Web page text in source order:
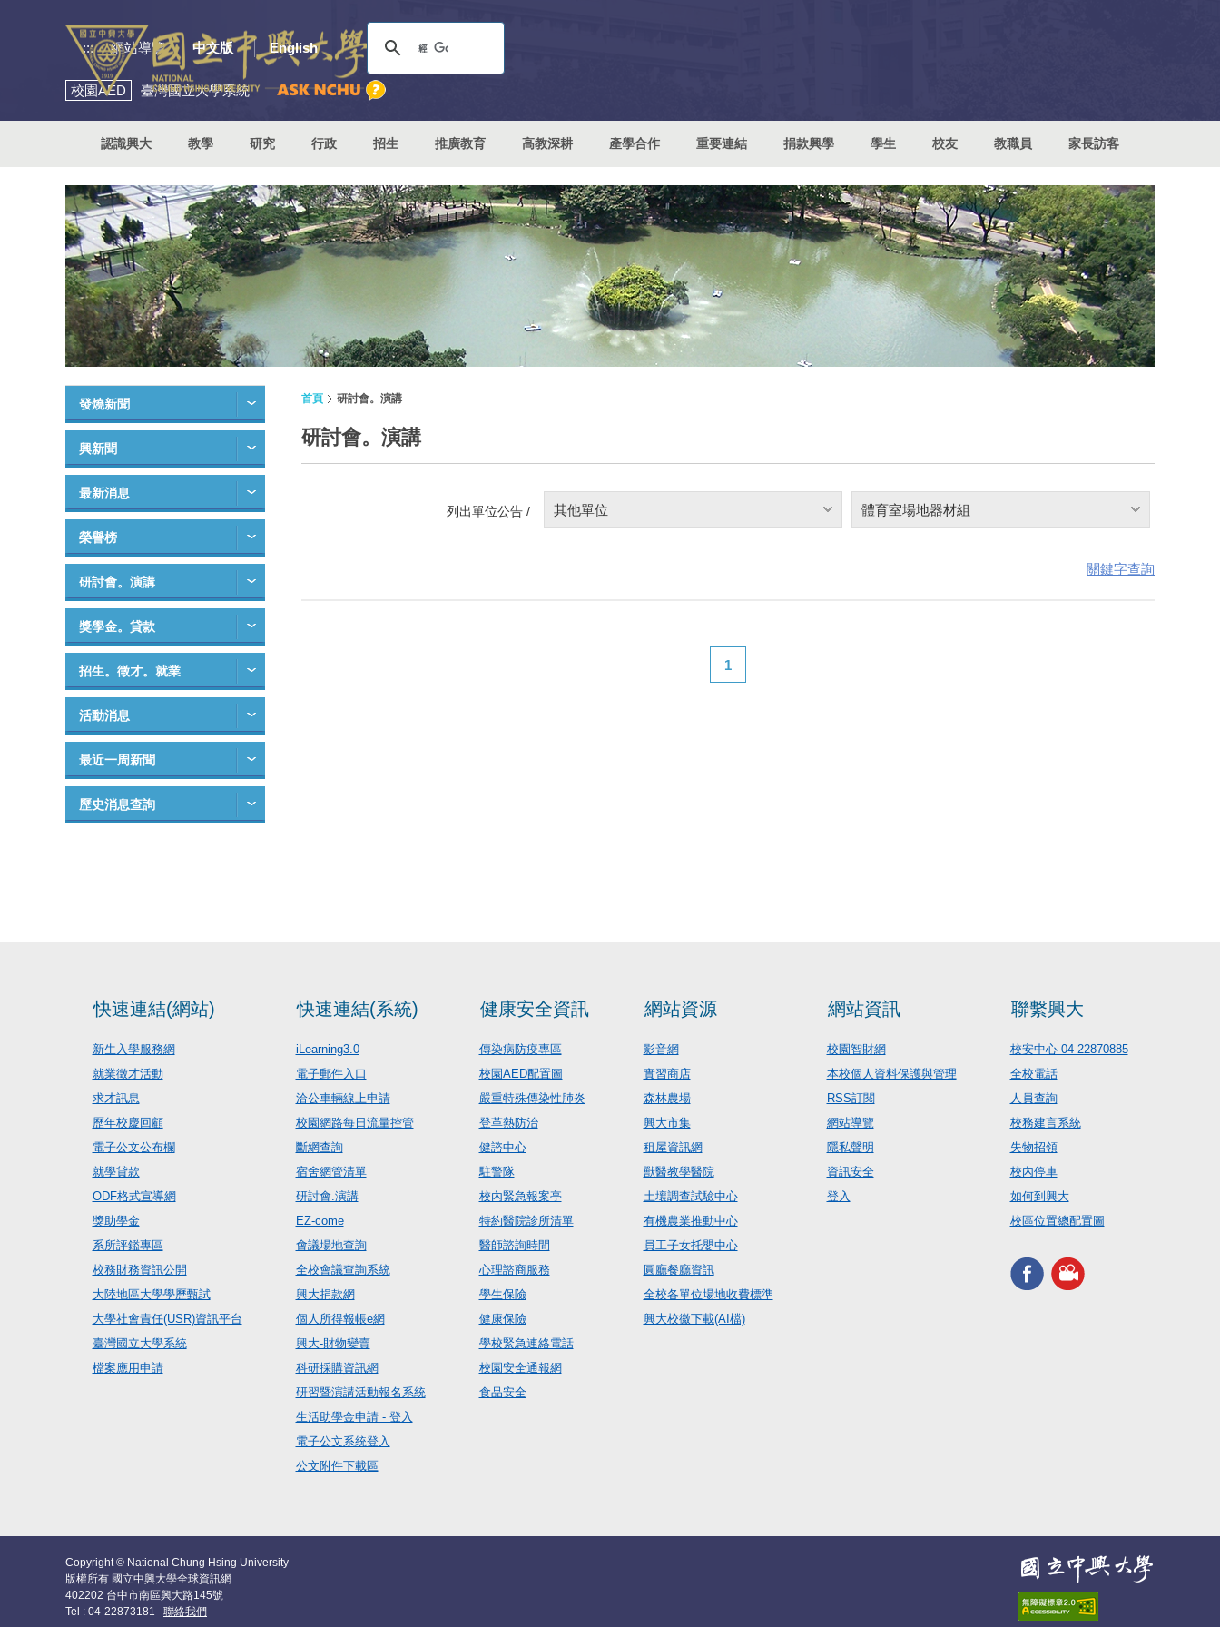
::: 網站導覽 中文版 English
校園AED 臺灣國立大學系統
認識興大 教學 研究 行政 招生 推廣教育 高教深耕 產學合作 重要連結 捐款興學 學生 校友 教職員 家長訪客
發燒新聞
興新聞
最新消息
榮譽榜
研討會。演講
獎學金。貸款
招生。徵才。就業
活動消息
最近一周新聞
歷史消息查詢
首頁 研討會。演講
研討會。演講
列出單位公告 / 其他單位 體育室場地器材組
關鍵字查詢
1
快速連結(網站)
新生入學服務網
就業徵才活動
求才訊息
歷年校慶回顧
電子公文公布欄
就學貸款
ODF格式宣導網
獎助學金
系所評鑑專區
校務財務資訊公開
大陸地區大學學歷甄試
大學社會責任(USR)資訊平台
臺灣國立大學系統
檔案應用申請
快速連結(系統)
iLearning3.0
電子郵件入口
洽公車輛線上申請
校園網路每日流量控管
斷網查詢
宿舍網管清單
研討會.演講
EZ-come
會議場地查詢
全校會議查詢系統
興大捐款網
個人所得報帳e網
興大-財物變賣
科研採購資訊網
研習暨演講活動報名系統
生活助學金申請 - 登入
電子公文系統登入
公文附件下載區
健康安全資訊
傳染病防疫專區
校園AED配置圖
嚴重特殊傳染性肺炎
登革熱防治
健諮中心
駐警隊
校內緊急報案亭
特約醫院診所清單
醫師諮詢時間
心理諮商服務
學生保險
健康保險
學校緊急連絡電話
校園安全通報網
食品安全
網站資源
影音網
實習商店
森林農場
興大市集
租屋資訊網
獸醫教學醫院
土壤調查試驗中心
有機農業推動中心
員工子女托嬰中心
圓廳餐廳資訊
全校各單位場地收費標準
興大校徽下載(AI檔)
網站資訊
校園智財網
本校個人資料保護與管理
RSS訂閱
網站導覽
隱私聲明
資訊安全
登入
聯繫興大
校安中心 04-22870885
全校電話
人員查詢
校務建言系統
失物招領
校內停車
如何到興大
校區位置總配置圖
Copyright © National Chung Hsing University
版權所有 國立中興大學全球資訊網
402202 台中市南區興大路145號
Tel : 04-22873181 聯絡我們